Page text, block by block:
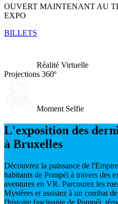
OUVERT MAINTENANT AU
EXPO
BILLETS
Réalité Virtuelle
Projections 360º
Moment Selfie
L'exposition des
à Bruxelles
Découvrez la puissance de
habitants de Pompéi à travers des
aventures en VR. Parcourez les
Mystères et assistez à un combat
l'histoire fascinante de Pompéi,